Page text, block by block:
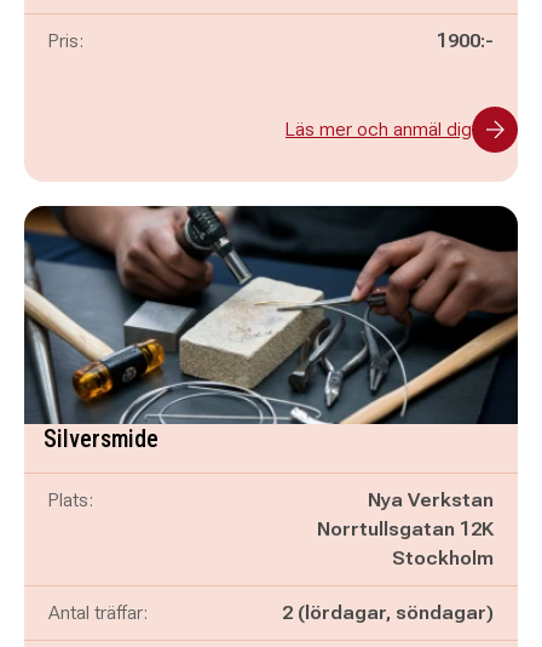
Pris: 1900:-
Läs mer och anmäl dig
Silversmide
Plats:
Nya Verkstan
Norrtullsgatan 12K
Stockholm
Antal träffar: 2 (lördagar, söndagar)